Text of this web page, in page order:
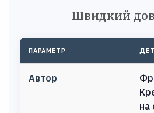
Швидкий
ПАРАМЕТР
Автор
на